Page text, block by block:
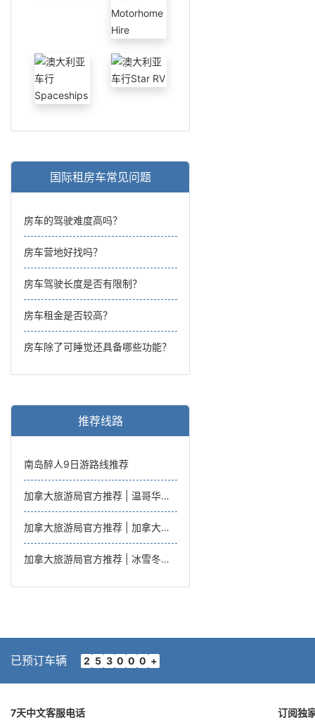
国际租房车常见问题
房车的驾驶难度高吗？
房车营地好找吗？
房车驾驶长度是否有限制？
房车租金是否较高？
房车除了可睡觉还具备哪些功能？
推荐线路
南岛醉人9日游路线推荐
加拿大旅游局官方推荐 | 温哥华岛托菲诺亲子之旅，温哥华往返6日
加拿大旅游局官方推荐 | 加拿大西海岸湖光山色亲子游，温哥华往返7日
加拿大旅游局官方推荐 | 冰雪冬趣西海岸内陆雪趣之旅，温哥华往返7日
已预订车辆 2 5 3 0 0 0 +
7天中文客服电话 订阅独